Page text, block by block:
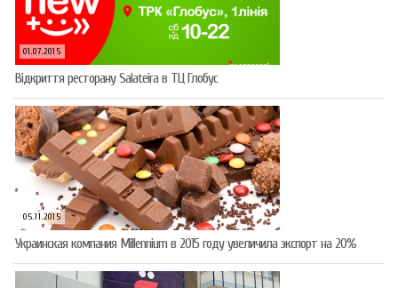
01.07.2015
Відкриття ресторану Salateirа в ТЦ Глобус
05.11.2015
Украинская компания Millennium в 2015 году увеличила экспорт на 20%